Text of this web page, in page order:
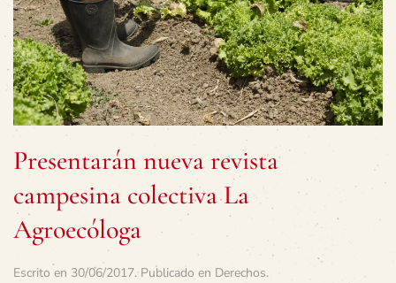
Presentarán nueva revista
campesina colectiva La
Agroecóloga
Escrito en 30/06/2017. Publicado en Derechos.